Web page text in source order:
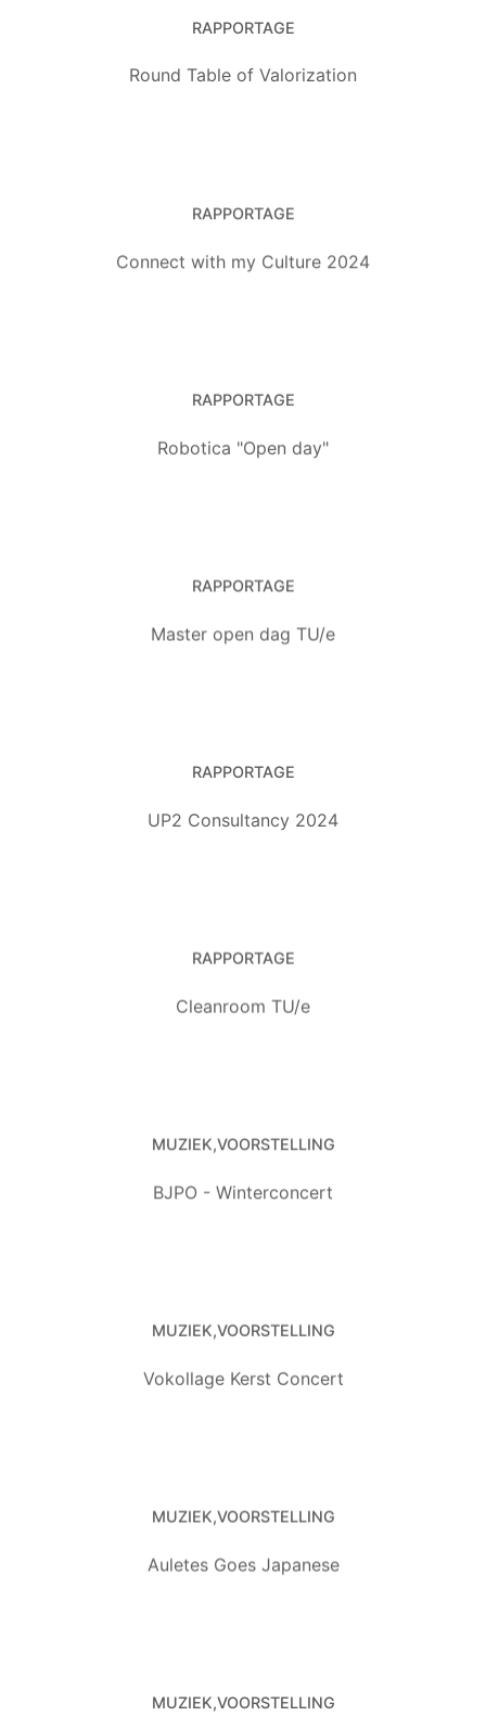
RAPPORTAGE
Round Table of Valorization
RAPPORTAGE
Connect with my Culture 2024
RAPPORTAGE
Robotica "Open day"
RAPPORTAGE
Master open dag TU/e
RAPPORTAGE
UP2 Consultancy 2024
RAPPORTAGE
Cleanroom TU/e
MUZIEK VOORSTELLING
BJPO - Winterconcert
MUZIEK VOORSTELLING
Vokollage Kerst Concert
MUZIEK VOORSTELLING
Auletes Goes Japanese
MUZIEK VOORSTELLING